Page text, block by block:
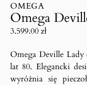
OMEGA
Omega
3.599.00zł
Omega Deville Lady
lat 80. Elegancki
wyróżnia się